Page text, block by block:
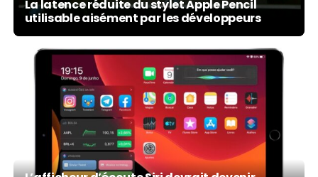
La latence réduite du stylet Apple Pencil
utilisable aisément par les développeurs